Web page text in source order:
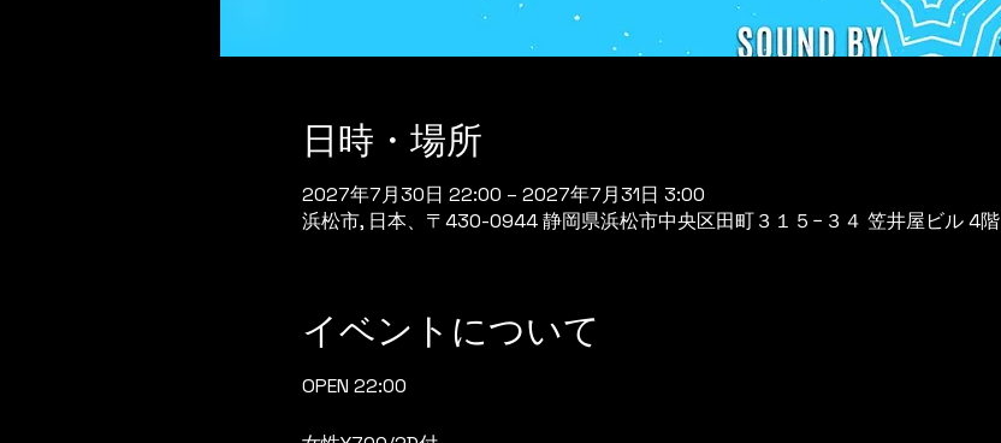
日時・場所
2027年7月30日 22:00 – 2027年7月31日 3:00
浜松市, 日本、〒430-0944 静岡県浜松市中央区田町３１５−３４ 笠井屋ビル 4階
イベントについて
OPEN 22:00